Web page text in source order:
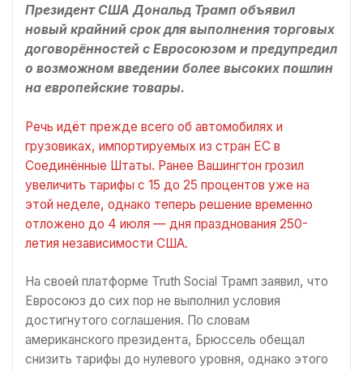
Президент США Дональд Трамп объявил
новый крайний срок для выполнения торговых
договорённостей с Евросоюзом и предупредил
о возможном введении более высоких пошлин
на европейские товары.
Речь идёт прежде всего об автомобилях и
грузовиках, импортируемых из стран ЕС в
Соединённые Штаты. Ранее Вашингтон грозил
увеличить тарифы с 15 до 25 процентов уже на
этой неделе, однако теперь решение временно
отложено до 4 июля — дня празднования 250-
летия независимости США.
На своей платформе Truth Social Трамп заявил, что
Евросоюз до сих пор не выполнил условия
достигнутого соглашения. По словам
американского президента, Брюссель обещал
снизить тарифы до нулевого уровня, однако этого